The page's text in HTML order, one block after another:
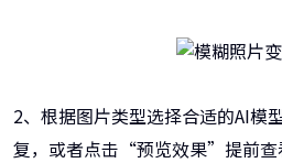
2、根据图片类型选择合适的AI模
复，或者点击“预览效果”提前查